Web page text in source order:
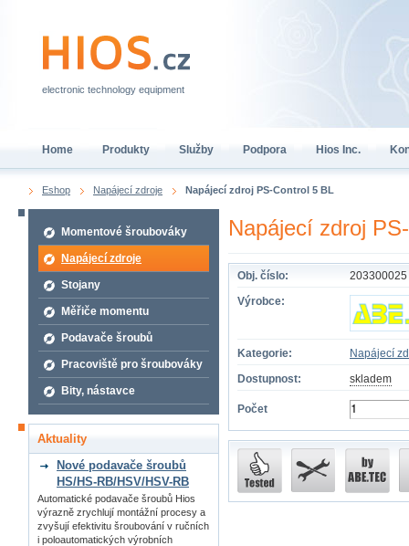
Eshop Napájecí zdroje Napájecí zdroj PS-Control 5 BL
Napájecí zdroj
Obj. číslo:
203300025
Výrobce:
Kategorie:
Napájecí
Dostupnost:
skladem
Počet
Momentové šroubováky
Napájecí zdroje
Stojany
Měřiče momentu
Podavače šroubů
Pracoviště pro šroubováky
Bity, nástavce
Aktuality
Nové podavače šroubů
HS/HS-RB/HSV/HSV-RB
Automatické podavače šroubů Hios
výrazně zrychlují montážní procesy a
zvyšují efektivitu šroubování v ručních
i poloautomatických výrobních
electronic technology equipment
Home Produkty Služby Podpora Hios Inc.